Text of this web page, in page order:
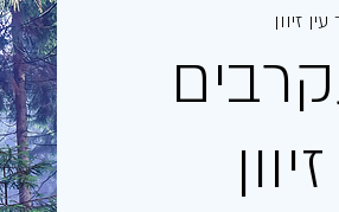
עין זיוון